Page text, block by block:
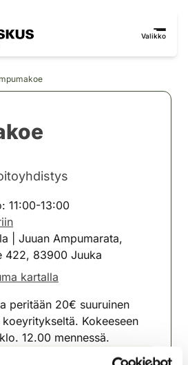
Valikko
11:00-13:00
| Juuan Ampumarata,
422, 83900 Juuka
kartalla
peritään 20€ suuruinen
Kokeeseen
12.00 mennessä.